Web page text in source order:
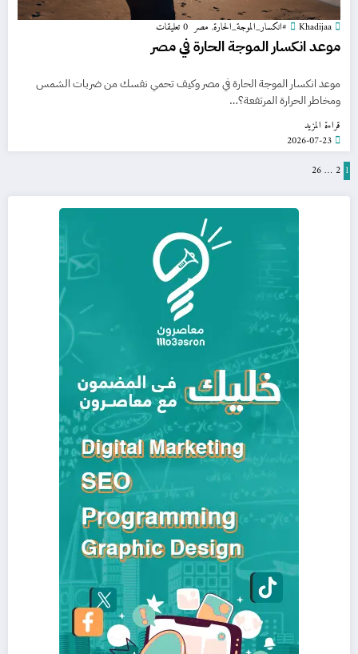
Khadijaa #انكسار_الموجة_الحارة, مصر 0 تعليقات
موعد انكسار الموجة الحارة في مصر
موعد انكسار الموجة الحارة في مصر وكيف تحمي نفسك من ضربات الشمس
ومخاطر الحرارة المرتفعة؟…
قراءة المزيد
2026-07-23
تعدد
صفحات
1
2
…
26